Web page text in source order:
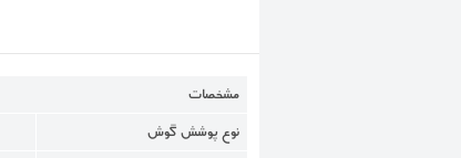
مشخصات
نوع پوشش گوش